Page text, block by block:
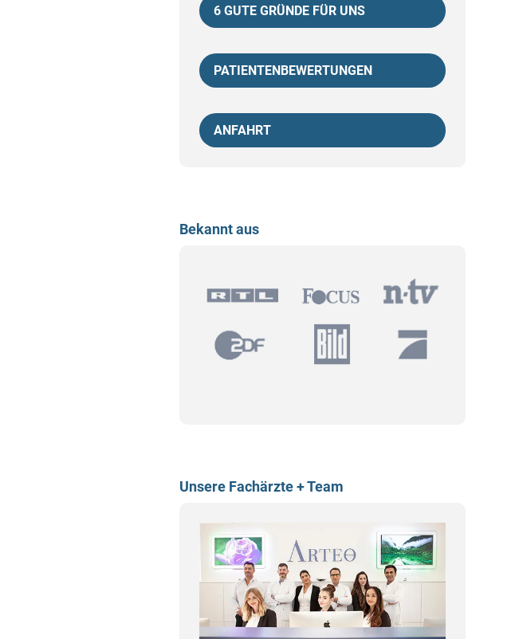
6 GUTE GRÜNDE FÜR UNS
PATIENTENBEWERTUNGEN
ANFAHRT
Bekannt aus
Unsere Fachärzte + Team